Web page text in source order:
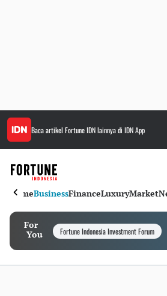
Baca artikel Fortune IDNlainnya di IDN App
HomeBusinessFinanceLuxuryMarket
For
You
Fortune Indonesia Investment Forum